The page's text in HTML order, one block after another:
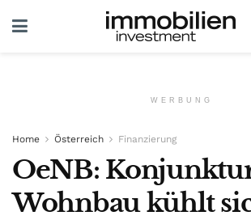
WERBUNG
Home Österreich Finanzierung
OeNB:
Wohnbau kühlt